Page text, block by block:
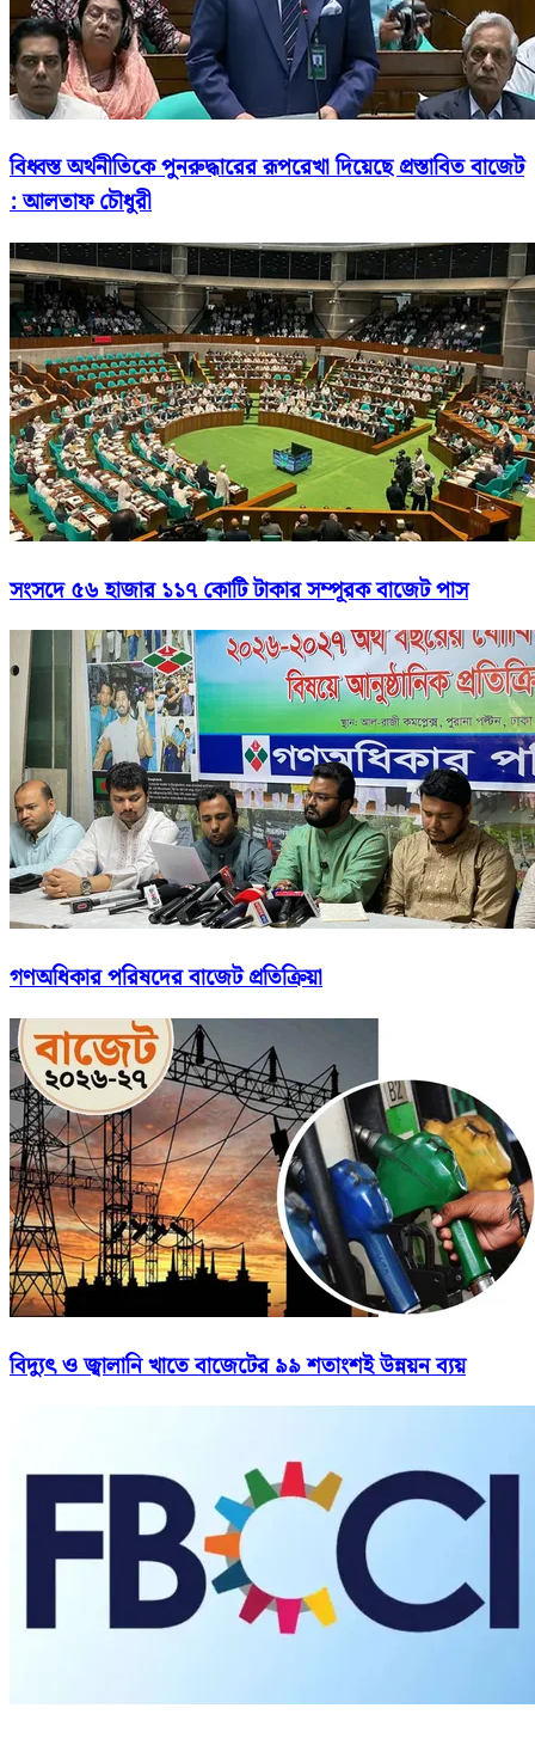
বিধ্বস্ত অর্থনীতিকে পুনরুদ্ধারের রূপরেখা দিয়েছে প্রস্তাবিত বাজেট
: আলতাফ চৌধুরী
সংসদে ৫৬ হাজার ১১৭ কোটি টাকার সম্পূরক বাজেট পাস
গণঅধিকার পরিষদের বাজেট প্রতিক্রিয়া
বিদ্যুৎ ও জ্বালানি খাতে বাজেটের ৯৯ শতাংশই উন্নয়ন ব্যয়